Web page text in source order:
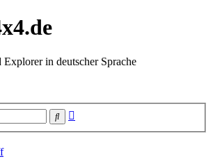
in deutscher Sprache
Suche